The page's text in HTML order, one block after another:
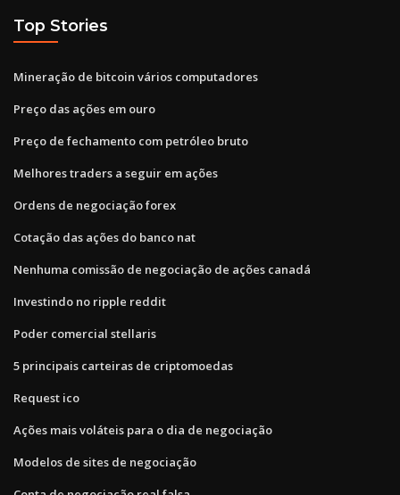
Top Stories
Mineração de bitcoin vários computadores
Preço das ações em ouro
Preço de fechamento com petróleo bruto
Melhores traders a seguir em ações
Ordens de negociação forex
Cotação das ações do banco nat
Nenhuma comissão de negociação de ações canadá
Investindo no ripple reddit
Poder comercial stellaris
5 principais carteiras de criptomoedas
Request ico
Ações mais voláteis para o dia de negociação
Modelos de sites de negociação